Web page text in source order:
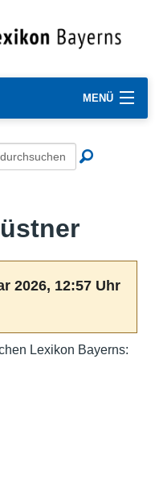
MENÜ
2026, 12:57 Uhr
Lexikon Bayerns: